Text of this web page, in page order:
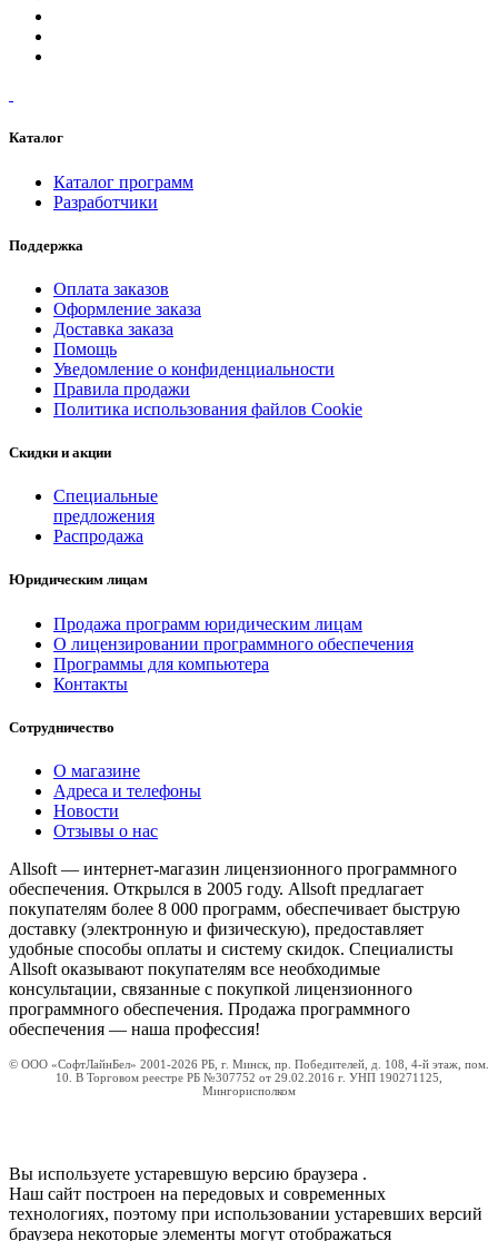
Каталог
Каталог программ
Разработчики
Поддержка
Оплата заказов
Оформление заказа
Доставка заказа
Помощь
Уведомление о конфиденциальности
Правила продажи
Политика использования файлов Cookie
Скидки и акции
Специальные
предложения
Распродажа
Юридическим лицам
Продажа программ юридическим лицам
О лицензировании программного обеспечения
Программы для компьютера
Контакты
Сотрудничество
О магазине
Адреса и телефоны
Новости
Отзывы о нас
Allsoft — интернет-магазин лицензионного программного
обеспечения. Открылся в 2005 году. Allsoft предлагает
покупателям более 8 000 программ, обеспечивает быструю
доставку (электронную и физическую), предоставляет
удобные способы оплаты и систему скидок. Специалисты
Allsoft оказывают покупателям все необходимые
консультации, связанные с покупкой лицензионного
программного обеспечения. Продажа программного
обеспечения — наша профессия!
© ООО «СофтЛайнБел» 2001-2026 РБ, г. Минск, пр. Победителей, д. 108, 4-й этаж, пом.
10. В Торговом реестре РБ №307752 от 29.02.2016 г. УНП 190271125,
Мингорисполком
Вы используете устаревшую версию браузера .
Наш сайт построен на передовых и современных
технологиях, поэтому при использовании устаревших версий
браузера некоторые элементы могут отображаться